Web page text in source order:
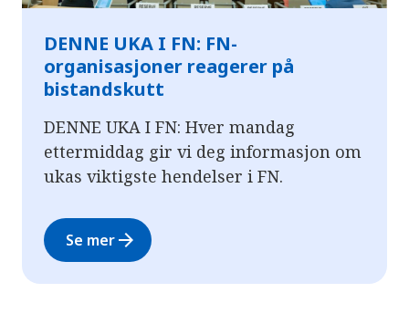
DENNE UKA I FN: FN-
organisasjoner reagerer på
bistandskutt
DENNE UKA I FN: Hver mandag
ettermiddag gir vi deg informasjon om
ukas viktigste hendelser i FN.
Se merarrow_forward